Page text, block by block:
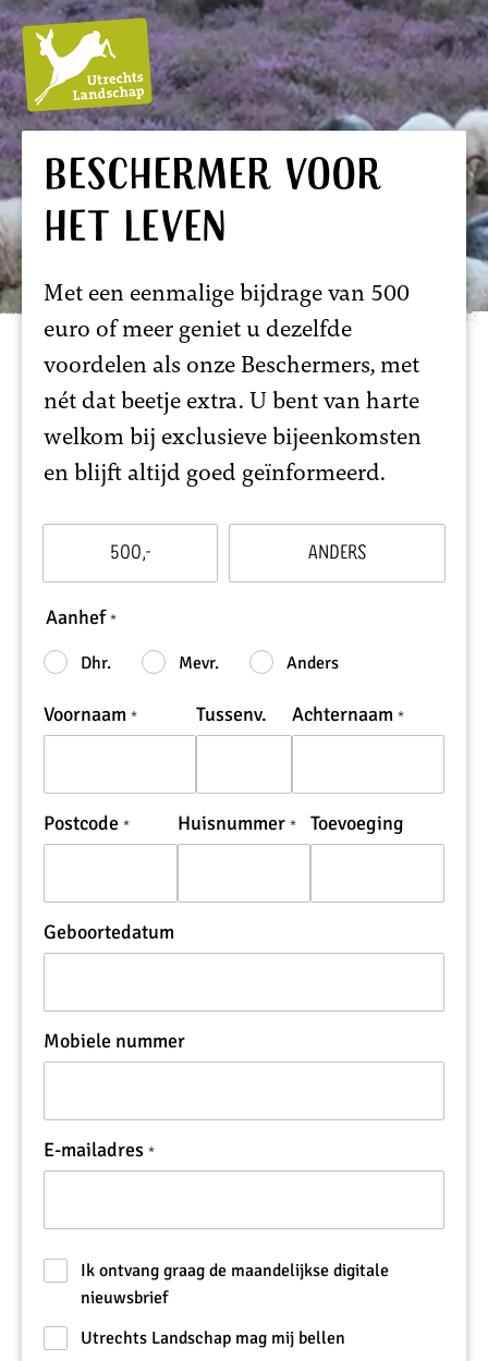
Landschap
Beschermer voor
het leven
Met een eenmalige bijdrage van 500
euro of meer geniet u dezelfde
voordelen als onze Beschermers, met
nét dat beetje extra. U bent van harte
welkom bij exclusieve bijeenkomsten
en blijft altijd goed geïnformeerd.
wil
ik
doneren:
500,- Anders
Aanhef
Dhr. Mevr. Anders
Voornaam Tussenv. Achternaam
Postcode Huisnummer Toevoeging
Geboortedatum
Mobiele nummer
E-mailadres
Ik ontvang graag de maandelijkse digitale
nieuwsbrief
Utrechts Landschap mag mij bellen